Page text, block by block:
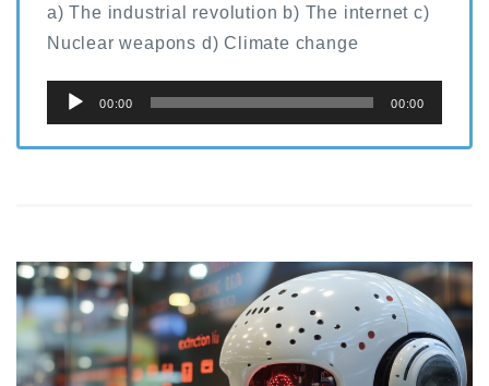
a) The industrial revolution b) The internet c)
Nuclear weapons d) Climate change
声
プ
ー
00:00 00:00